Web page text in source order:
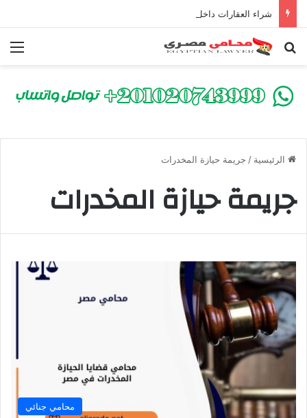
بحث عن
الرئيسية / جريمة حيازة المخدرات
جريمة حيازة المخدرات
محامي جنائي